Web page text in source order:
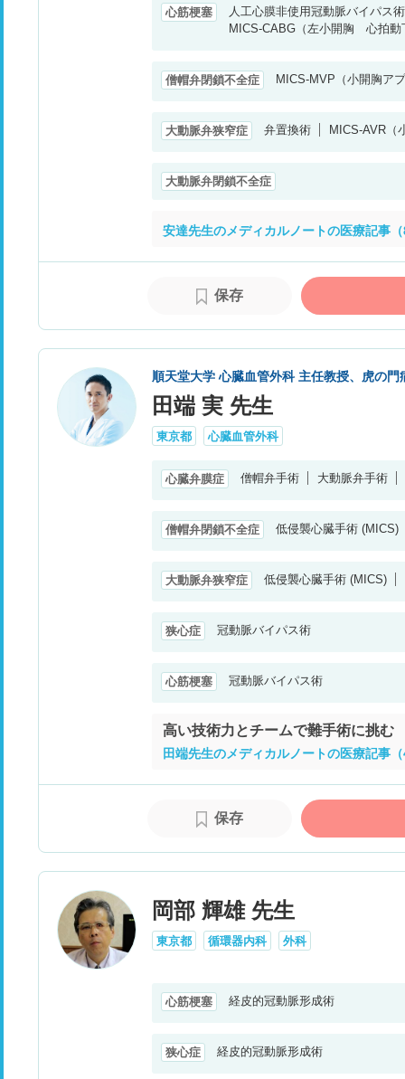
心筋梗塞
人工心膜非使用冠動脈バイパス術
MICS-CABG（左小開胸 心拍動
僧帽弁閉鎖不全症 MICS-MVP（小開胸ア
大動脈弁狭窄症 弁置換術 MICS-AVR（
大動脈弁閉鎖不全症
安達先生のメディカルノートの医療記事
保存
順天堂大学 心臓血管外科 主任教授、虎の
田端 実 先生
東京都 心臓血管外科
心臓弁膜症 僧帽弁手術 大動脈弁手術
僧帽弁閉鎖不全症 低侵襲心臓手術 (MICS)
大動脈弁狭窄症 低侵襲心臓手術 (MICS)
狭心症 冠動脈バイパス術
心筋梗塞 冠動脈バイパス術
高い技術力とチームで難手術に挑む
田端先生のメディカルノートの医療記事
保存
岡部 輝雄 先生
東京都 循環器内科 外科
心筋梗塞 経皮的冠動脈形成術
狭心症 経皮的冠動脈形成術